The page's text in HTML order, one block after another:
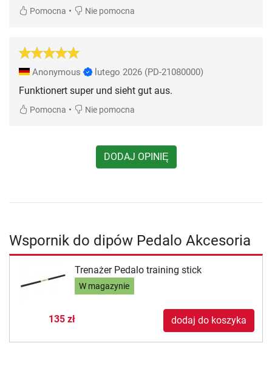
Pomocna • Nie pomocna
Anonymous lutego 2026 (PD-21080000)
Funktionert super und sieht gut aus.
Pomocna • Nie pomocna
DODAJ OPINIĘ
Wspornik do dipów Pedalo Akcesoria
Trenażer Pedalo training stick
W magazynie
135 zł dodaj do koszyka